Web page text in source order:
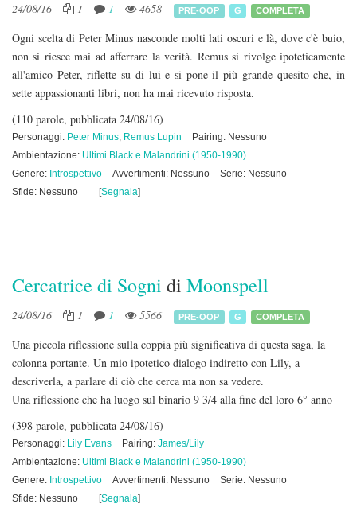
24/08/16 1 1 4658 PRE-OOP G COMPLETA
Ogni scelta di Peter Minus nasconde molti lati oscuri e là, dove c'è buio,
non si riesce mai ad afferrare la verità. Remus si rivolge ipoteticamente
all'amico Peter, riflette su di lui e si pone il più grande quesito che, in
sette appassionanti libri, non ha mai ricevuto risposta.
(110 parole, pubblicata 24/08/16)
Personaggi: Peter Minus, Remus Lupin
Pairing: Nessuno
Ambientazione: Ultimi Black e Malandrini (1950-1990)
Genere: Introspettivo Avvertimenti: Nessuno
Serie: Nessuno
Sfide: Nessuno
[Segnala]
Cercatrice di Sogni di Moonspell
24/08/16 1 1 5566 PRE-OOP G COMPLETA
Una piccola riflessione sulla coppia più significativa di questa saga, la
colonna portante. Un mio ipotetico dialogo indiretto con Lily, a
descriverla, a parlare di ciò che cerca ma non sa vedere.
Una riflessione che ha luogo sul binario 9 3/4 alla fine del loro 6° anno
(398 parole, pubblicata 24/08/16)
Personaggi: Lily Evans Pairing: James/Lily
Ambientazione: Ultimi Black e Malandrini (1950-1990)
Genere: Introspettivo Avvertimenti: Nessuno
Serie: Nessuno
Sfide: Nessuno
[Segnala]